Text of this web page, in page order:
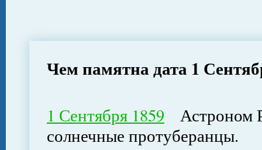
Чем памятна дата 1
1 Сентября 1859 Астроном
солнечные протуберанцы.